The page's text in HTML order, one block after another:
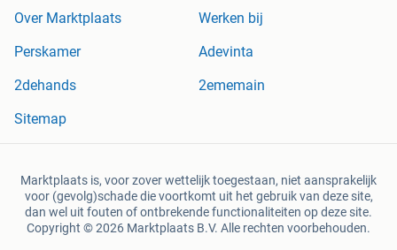
Over Marktplaats
Werken bij
Perskamer
Adevinta
2dehands
2ememain
Sitemap
Marktplaats is, voor zover wettelijk toegestaan, niet aansprakelijk
voor (gevolg)schade die voortkomt uit het gebruik van deze site,
dan wel uit fouten of ontbrekende functionaliteiten op deze site.
Copyright © 2026 Marktplaats B.V. Alle rechten voorbehouden.